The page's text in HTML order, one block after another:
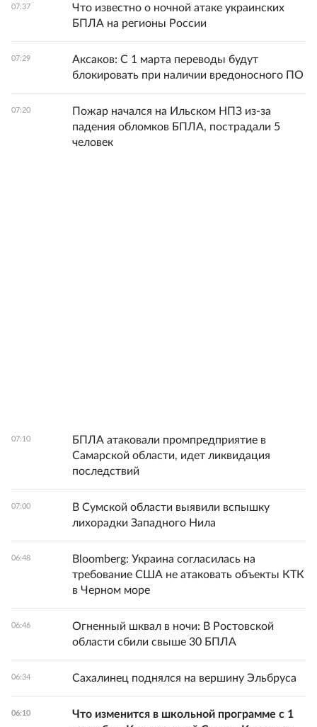
07:37
Что известно о ночной атаке украинских
БПЛА на регионы России
07:29
Аксаков: С 1 марта переводы будут
блокировать при наличии вредоносного ПО
07:20
Пожар начался на Ильском НПЗ из-за
падения обломков БПЛА, пострадали 5
человек
07:10
БПЛА атаковали промпредприятие в
Самарской области, идет ликвидация
последствий
07:00
В Сумской области выявили вспышку
лихорадки Западного Нила
06:48
Bloomberg: Украина согласилась на
требование США не атаковать объекты КТК
в Черном море
06:46
Огненный шквал в ночи: В Ростовской
области сбили свыше 30 БПЛА
06:34 Сахалинец поднялся на вершину Эльбруса
06:10
Что изменится в школьной программе с 1